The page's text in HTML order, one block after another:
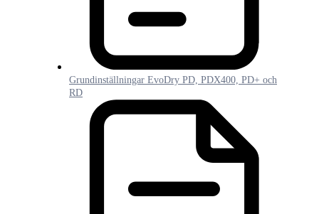
Grundinställningar EvoDry PD, PDX400, PD+ och
RD